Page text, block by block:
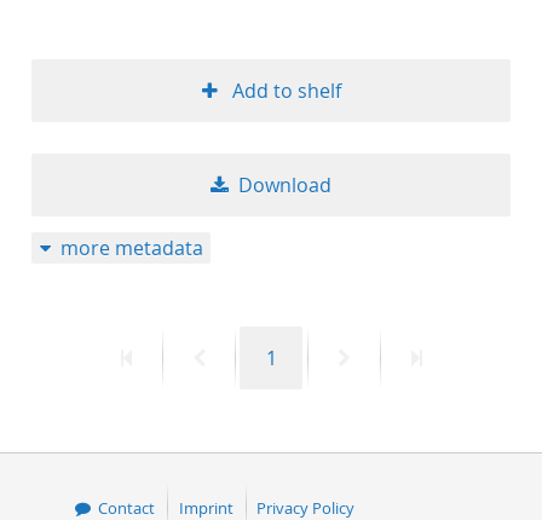
Add to shelf
Download
more metadata
PreviousPage
1
Contact Imprint Privacy Policy